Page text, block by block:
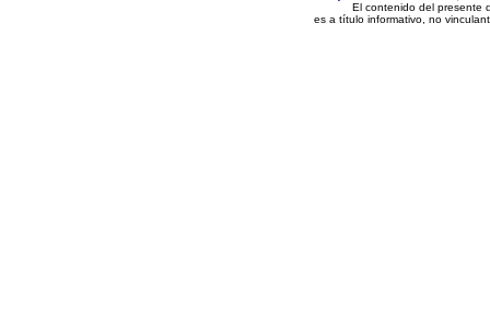
El contenido del presente
es a título informativo, no